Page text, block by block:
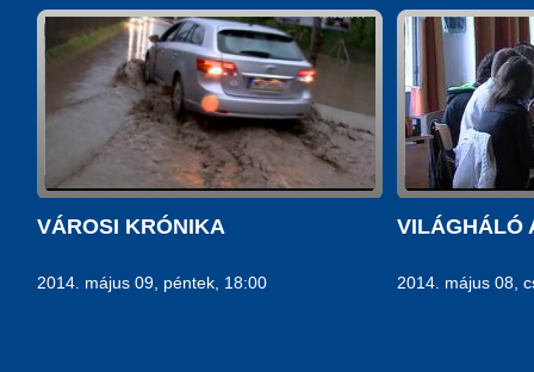
VÁROSI KRÓNIKA
2014. május 09, péntek, 18:00
VILÁGHÁLÓ
2014. május 08,